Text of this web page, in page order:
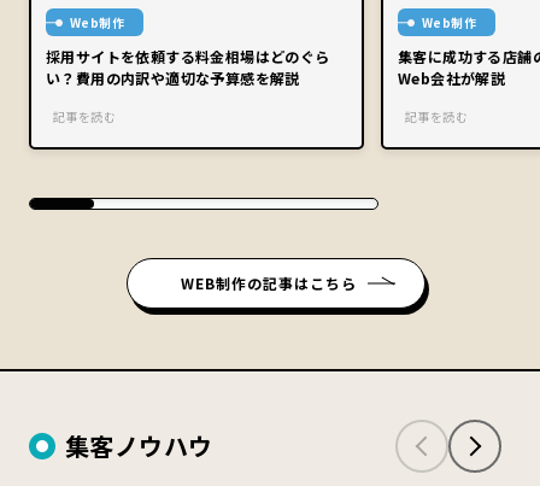
Web制作
採用サイトを依頼する料金相場はどのぐら
い？費用の内訳や適切な予算感を解説
記事を読む
Web制作
集客に成功する店舗
Web会社が解説
記事を読む
WEB制作の記事はこちら
集客ノウハウ